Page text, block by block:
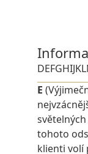
DEFGHIJKL
E
tohoto
klienti volí